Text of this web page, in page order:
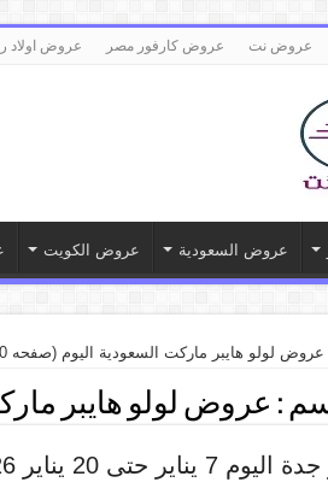
عروض نت عروض كارفور مصر عروض اولاد
عروض السعودية عروض الكويت
عروض لولو هايبر ماركت السعودية اليوم (صفحه 10)
: عروض لولو هايبر
20 يناير 2026 اهلا رمضان